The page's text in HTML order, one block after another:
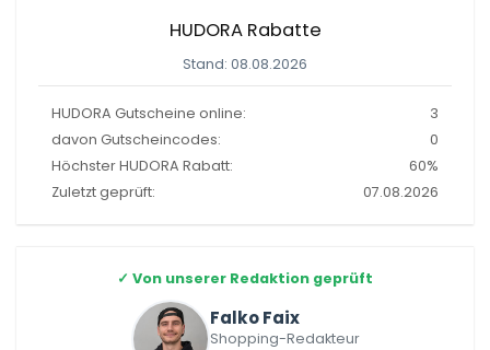
HUDORA Rabatte
Stand: 08.08.2026
HUDORA Gutscheine online:
3
davon Gutscheincodes:
0
Höchster HUDORA Rabatt:
60%
Zuletzt geprüft:
07.08.2026
✓ Von unserer Redaktion geprüft
Falko Faix
Shopping-Redakteur